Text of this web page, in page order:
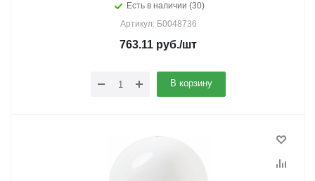
Есть в наличии (30)
Артикул: Б0048736
763.11 руб./шт
В корзину